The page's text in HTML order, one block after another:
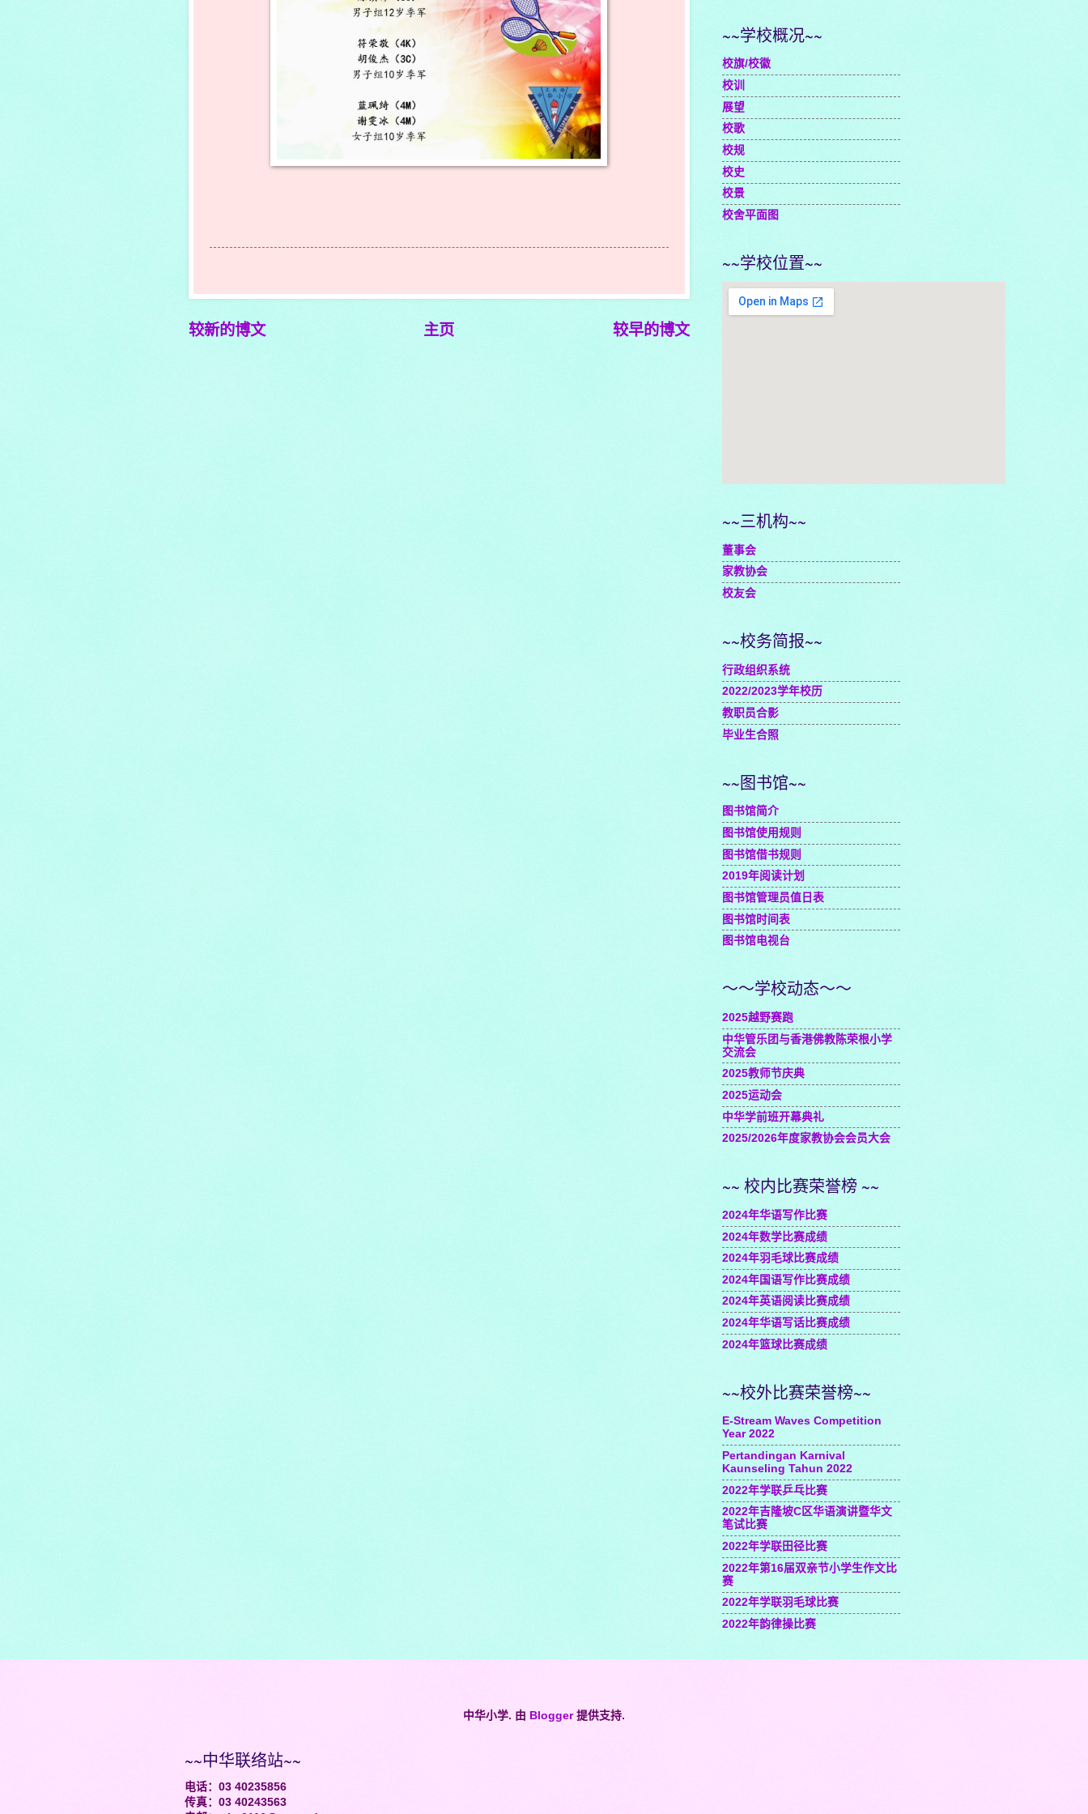
较新的博文 较早的博文
主页
~~学校概况~~
校旗/校徽
校训
展望
校歌
校规
校史
校景
校舍平面图
~~学校位置~~
~~三机构~~
董事会
家教协会
校友会
~~校务简报~~
行政组织系统
2022/2023学年校历
教职员合影
毕业生合照
~~图书馆~~
图书馆简介
图书馆使用规则
图书馆借书规则
2019年阅读计划
图书馆管理员值日表
图书馆时间表
图书馆电视台
～～学校动态～～
2025越野赛跑
中华管乐团与香港佛教陈荣根小学
交流会
2025教师节庆典
2025运动会
中华学前班开幕典礼
2025/2026年度家教协会会员大会
~~ 校内比赛荣誉榜 ~~
2024年华语写作比赛
2024年数学比赛成绩
2024年羽毛球比赛成绩
2024年国语写作比赛成绩
2024年英语阅读比赛成绩
2024年华语写话比赛成绩
2024年篮球比赛成绩
~~校外比赛荣誉榜~~
E-Stream Waves Competition
Year 2022
Pertandingan Karnival
Kaunseling Tahun 2022
2022年学联乒乓比赛
2022年吉隆坡C区华语演讲暨华文
笔试比赛
2022年学联田径比赛
2022年第16届双亲节小学生作文比
赛
2022年学联羽毛球比赛
2022年韵律操比赛
中华小学. 由 Blogger提供支持.
~~中华联络站~~
电话：03 40235856
传真：03 40243563